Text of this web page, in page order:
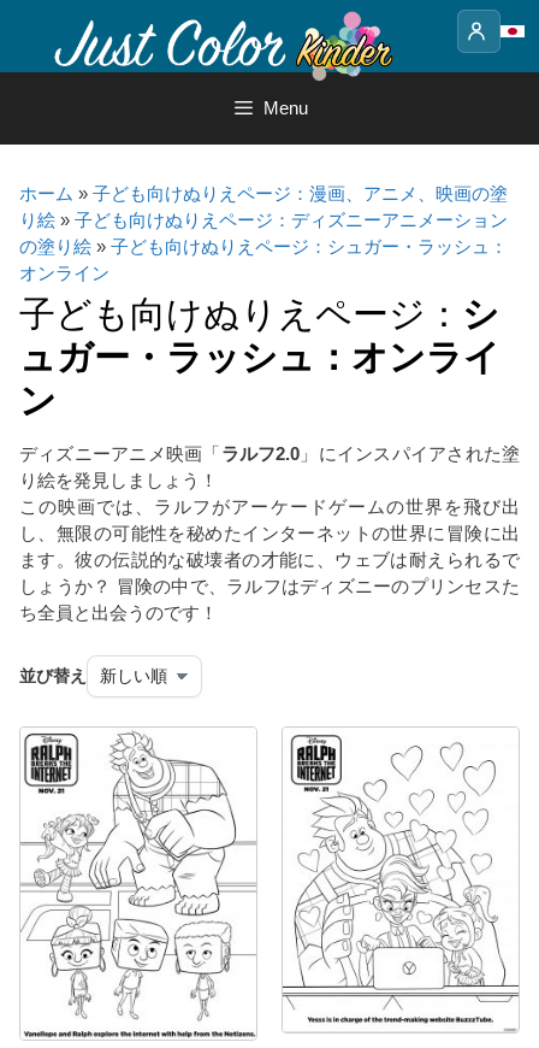
content
Menu
ホーム » 子ども向けぬりえページ：漫画、アニメ、映画の塗
り絵 » 子ども向けぬりえページ：ディズニーアニメーション
の塗り絵 » 子ども向けぬりえページ：シュガー・ラッシュ：
オンライン
子ども向けぬりえページ： シ
ュガー・ラッシュ：オンライ
ン
ディズニーアニメ映画「ラルフ2.0 」にインスパイアされた塗
り絵を発見しましょう！
この映画では、ラルフがアーケードゲームの世界を飛び出
し、無限の可能性を秘めたインターネットの世界に冒険に出
ます。彼の伝説的な破壊者の才能に、ウェブは耐えられるで
しょうか？ 冒険の中で、ラルフはディズニーのプリンセスた
ち全員と出会うのです！
並び替え